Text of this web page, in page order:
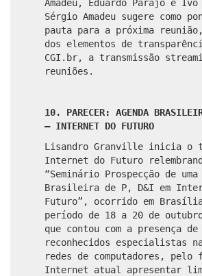
Amadeu, Eduardo Parajo e Ivo
Sérgio Amadeu sugere como
pauta para a próxima reunião,
dos elementos de
CGI.br, a transmissão
reuniões.
10. PARECER: AGENDA
– INTERNET DO FUTURO
Lisandro Granville inicia o
Internet do Futuro
“Seminário Prospecção de uma
Brasileira de P, D&I em
Futuro”, ocorrido em
período de 18 a 20 de
que contou com a presença de
reconhecidos especialistas
redes de computadores, pelo
Internet atual apresentar